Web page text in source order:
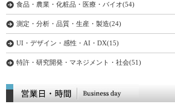
食品・農業・化粧品・医療・バイオ(54)
測定・分析・品質・生産・製造(24)
UI・デザイン・感性・AI・DX(15)
特許・研究開発・マネジメント・社会(51)